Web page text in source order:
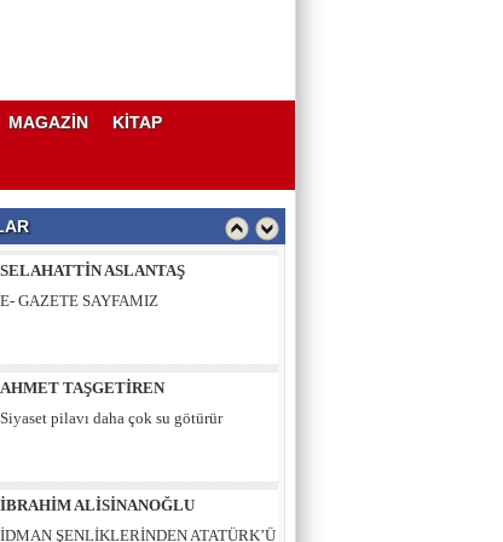
MAGAZİN KİTAP
BAYRAMI’NA
SELAHATTİN ASLANTAŞ
E- GAZETE SAYFAMIZ
AHMET TAŞGETİREN
Siyaset pilavı daha çok su götürür
İBRAHİM ALİSİNANOĞLU
İDMAN ŞENLİKLERİNDEN ATATÜRK’Ü